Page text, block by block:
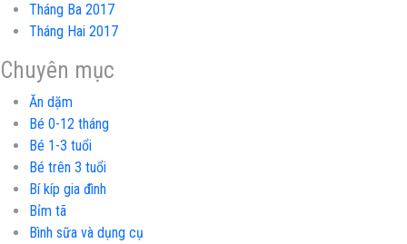
Tháng Ba 2017
Tháng Hai 2017
Chuyên mục
Ăn dặm
Bé 0-12 tháng
Bé 1-3 tuổi
Bé trên 3 tuổi
Bí kíp gia đình
Bỉm tã
Bình sữa và dụng cụ